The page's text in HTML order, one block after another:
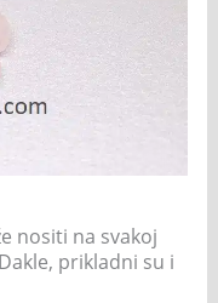
nositi na svakoj
prikladni su i